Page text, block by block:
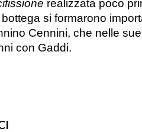
realizzata poco
si formarono
Cennini, che nelle
con Gaddi.